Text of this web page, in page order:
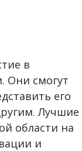
в
Они смогут
его
Лучшие
области на
и